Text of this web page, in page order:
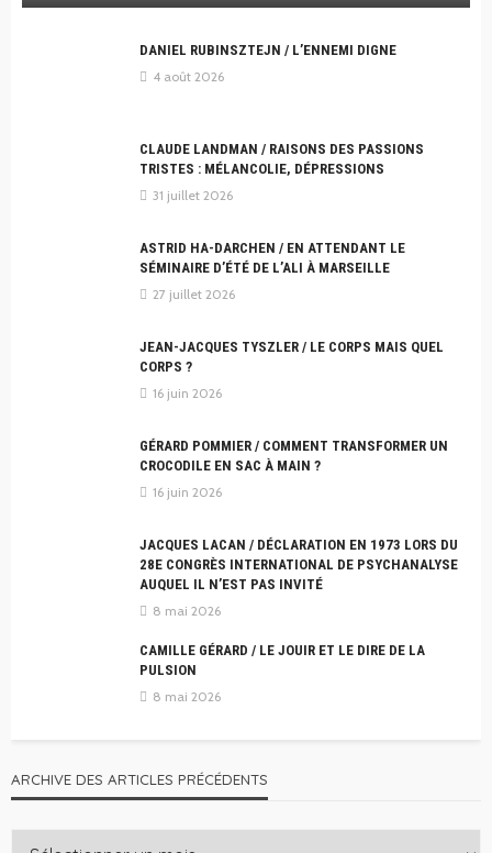
DANIEL RUBINSZTEJN / L’ENNEMI DIGNE
4 août 2026
CLAUDE LANDMAN / RAISONS DES PASSIONS
TRISTES : MÉLANCOLIE, DÉPRESSIONS
31 juillet 2026
ASTRID HA-DARCHEN / EN ATTENDANT LE
SÉMINAIRE D’ÉTÉ DE L’ALI À MARSEILLE
27 juillet 2026
JEAN-JACQUES TYSZLER / LE CORPS MAIS QUEL
CORPS ?
16 juin 2026
GÉRARD POMMIER / COMMENT TRANSFORMER UN
CROCODILE EN SAC À MAIN ?
16 juin 2026
JACQUES LACAN / DÉCLARATION EN 1973 LORS DU
28E CONGRÈS INTERNATIONAL DE PSYCHANALYSE
AUQUEL IL N’EST PAS INVITÉ
8 mai 2026
CAMILLE GÉRARD / LE JOUIR ET LE DIRE DE LA
PULSION
8 mai 2026
ARCHIVE DES ARTICLES PRÉCÉDENTS